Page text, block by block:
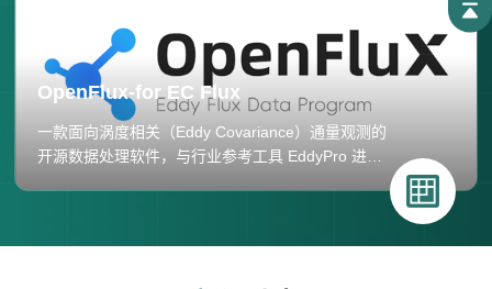
OpenFlux-for EC Flux
一款面向涡度相关（Eddy Covariance）通量观测的
开源数据处理软件，与行业参考工具 EddyPro 进行